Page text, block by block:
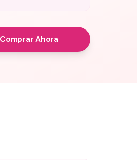
Comprar Ahora